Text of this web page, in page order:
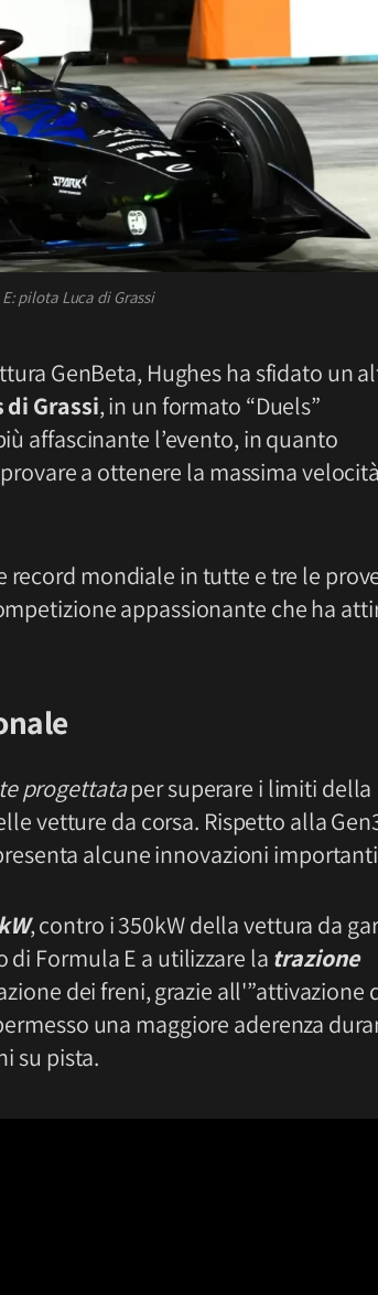
pilota Luca di Grassi
GenBeta, Hughes ha sfidato un
di Grassi, in un formato “Duels”
affascinante l’evento, in quanto
a ottenere la massima velocità
mondiale in tutte e tre le
appassionante che ha
progettataper superare i limiti della
vetture da corsa. Rispetto alla
alcune innovazioni
, contro i 350kW della vettura da
Formula E a utilizzare la trazione
dei freni, grazie all'”attivazione
una maggiore aderenza
su pista.